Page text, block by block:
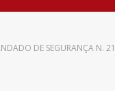
DE SEGURANÇA